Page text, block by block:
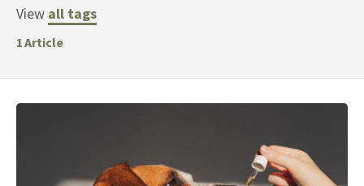
View all tags
1Article